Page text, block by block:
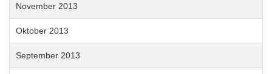
November 2013
Oktober 2013
September 2013